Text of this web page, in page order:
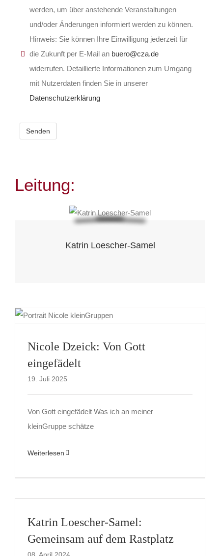
werden, um über anstehende Veranstaltungen
und/oder Änderungen informiert werden zu können.
Hinweis: Sie können Ihre Einwilligung jederzeit für
die Zukunft per E-Mail an buero@cza.de
widerrufen. Detaillierte Informationen zum Umgang
mit Nutzerdaten finden Sie in unserer
Datenschutzerklärung
Leitung:
Katrin Loescher-Samel
Nicole Dzeick: Von Gott
eingefädelt
19. Juli 2025
Von Gott eingefädelt Was ich an meiner
kleinGruppe schätze
Weiterlesen
Katrin Loescher-Samel:
Gemeinsam auf dem Rastplatz